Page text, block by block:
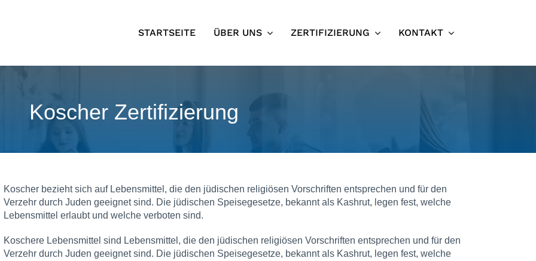
STARTSEITE ÜBER UNS ZERTIFIZIERUNG KONTAKT
Koscher Zertifizierung
Koscher bezieht sich auf Lebensmittel, die den jüdischen religiösen Vorschriften entsprechen und für den
Verzehr durch Juden geeignet sind. Die jüdischen Speisegesetze, bekannt als Kashrut, legen fest, welche
Lebensmittel erlaubt und welche verboten sind.
Koschere Lebensmittel sind Lebensmittel, die den jüdischen religiösen Vorschriften entsprechen und für den
Verzehr durch Juden geeignet sind. Die jüdischen Speisegesetze, bekannt als Kashrut, legen fest, welche